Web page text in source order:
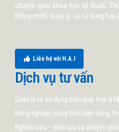
chuyển giao khoa học kỹ thuật;
thông minh; Quản lý và sử dụng hợp
Liên hệ với H.A.I
Dịch vụ tư vấn
Quản lý và sử dụng hiệu quả, hợp lý
Nông nghiệp, nông thôn bền vững,
Nghiên cứu – Đào tạo và chuyển giao